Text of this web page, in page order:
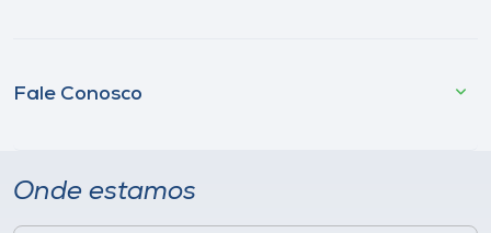
Fale Conosco
Onde estamos